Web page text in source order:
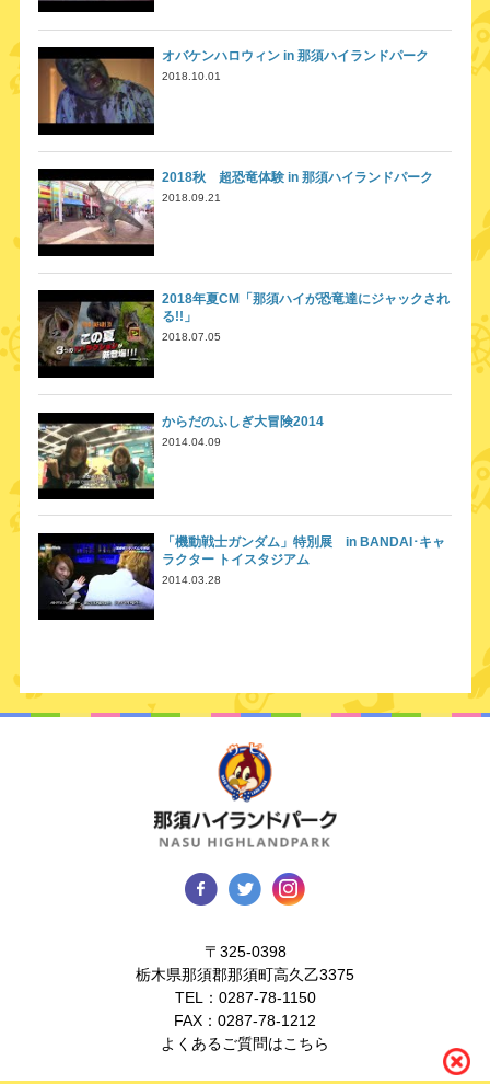
オバケンハロウィン in 那須ハイランドパーク
2018.10.01
2018秋 超恐竜体験 in 那須ハイランドパーク
2018.09.21
2018年夏CM「那須ハイが恐竜達にジャックされ
る!!」
2018.07.05
からだのふしぎ大冒険2014
2014.04.09
「機動戦士ガンダム」特別展 in BANDAI･キャ
ラクター トイスタジアム
2014.03.28
〒325-0398
栃木県那須郡那須町高久乙3375
TEL： 0287-78-1150
FAX：0287-78-1212
よくあるご質問はこちら